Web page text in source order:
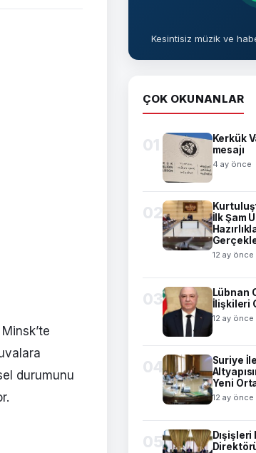
durumunu
Kesintisiz müzik ve
ÇOK OKUNANLAR
01
Kerkük
mesajı
4 ay önce
02
İlk Şam
12 ay önce
03
Lübnan
İlişkileri
12 ay önce
04
Suriye
Yeni
12 ay önce
05
Dışişleri